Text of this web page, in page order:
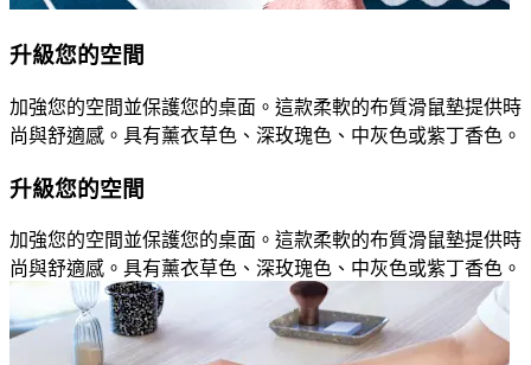
升級您的空間
加強您的空間並保護您的桌面。這款柔軟的布質滑鼠墊提供時
尚與舒適感。具有薰衣草色、深玫瑰色、中灰色或紫丁香色。
升級您的空間
加強您的空間並保護您的桌面。這款柔軟的布質滑鼠墊提供時
尚與舒適感。具有薰衣草色、深玫瑰色、中灰色或紫丁香色。